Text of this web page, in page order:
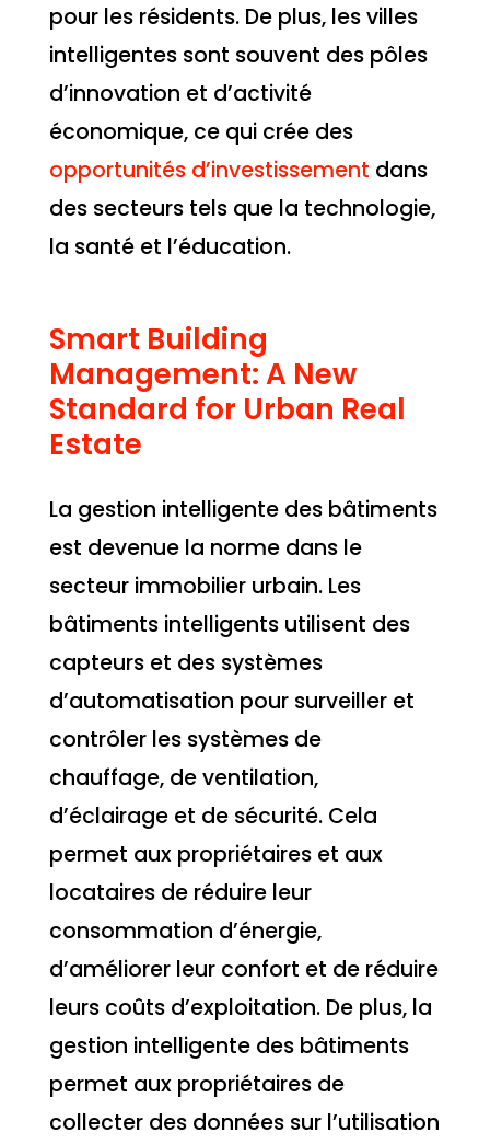
pour les résidents. De plus, les villes
intelligentes sont souvent des pôles
d’innovation et d’activité
économique, ce qui crée des
opportunités d’investissement dans
des secteurs tels que la technologie,
la santé et l’éducation.
Smart Building
Management: A New
Standard for Urban Real
Estate
La gestion intelligente des bâtiments
est devenue la norme dans le
secteur immobilier urbain. Les
bâtiments intelligents utilisent des
capteurs et des systèmes
d’automatisation pour surveiller et
contrôler les systèmes de
chauffage, de ventilation,
d’éclairage et de sécurité. Cela
permet aux propriétaires et aux
locataires de réduire leur
consommation d’énergie,
d’améliorer leur confort et de réduire
leurs coûts d’exploitation. De plus, la
gestion intelligente des bâtiments
permet aux propriétaires de
collecter des données sur l’utilisation